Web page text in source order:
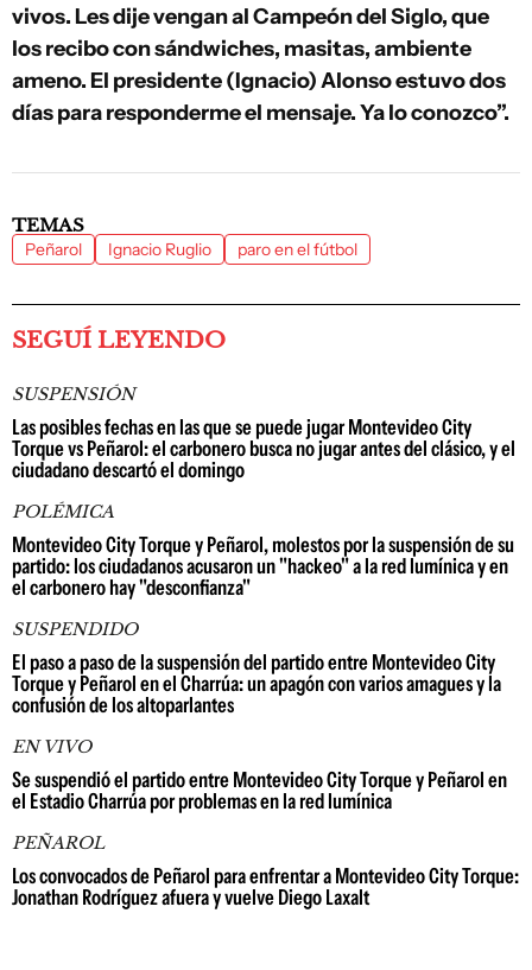
vivos. Les dije vengan al Campeón del Siglo, que
los recibo con sándwiches, masitas, ambiente
ameno. El presidente (Ignacio) Alonso estuvo dos
días para responderme el mensaje. Ya lo conozco”.
TEMAS
Peñarol Ignacio Ruglio paro en el fútbol
SEGUÍ LEYENDO
SUSPENSIÓN
Las posibles fechas en las que se puede jugar Montevideo City
Torque vs Peñarol: el carbonero busca no jugar antes del clásico, y el
ciudadano descartó el domingo
POLÉMICA
Montevideo City Torque y Peñarol, molestos por la suspensión de su
partido: los ciudadanos acusaron un "hackeo" a la red lumínica y en
el carbonero hay "desconfianza"
SUSPENDIDO
El paso a paso de la suspensión del partido entre Montevideo City
Torque y Peñarol en el Charrúa: un apagón con varios amagues y la
confusión de los altoparlantes
EN VIVO
Se suspendió el partido entre Montevideo City Torque y Peñarol en
el Estadio Charrúa por problemas en la red lumínica
PEÑAROL
Los convocados de Peñarol para enfrentar a Montevideo City Torque:
Jonathan Rodríguez afuera y vuelve Diego Laxalt